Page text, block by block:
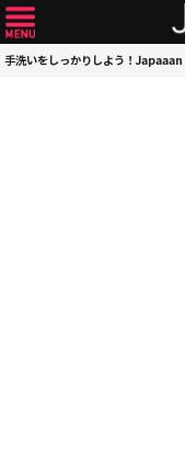
手洗いをしっかりしよう！Japaaan